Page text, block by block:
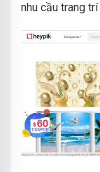
nhu cầu trang